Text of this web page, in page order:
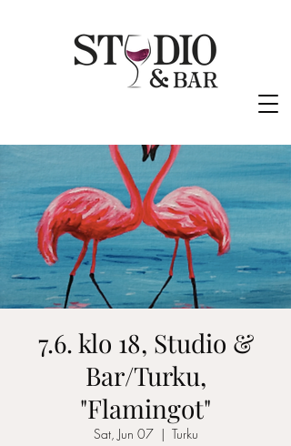
7.6. klo 18, Studio &
Bar/Turku,
"Flamingot"
Sat, Jun 07
  |
Turku